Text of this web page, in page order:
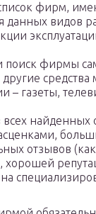
фирм,
данных видов
поиск фирмы
средства
– газеты,
найденных
отзывов
хорошей